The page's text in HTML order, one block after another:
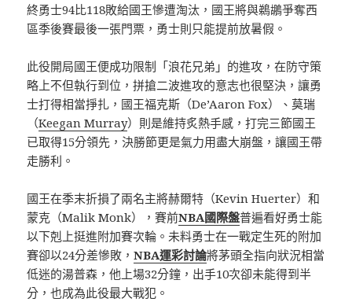
終勇士94比118敗給國王慘遭淘汰，國王將與鵜鶘爭奪西
區季後賽最後一張門票，勇士則只能提前放暑假。
此役開局國王便成功限制「浪花兄弟」的進攻，在防守策
略上不但執行到位，拼搶二波進攻的意志也很堅決，讓勇
士打得相當掙扎，國王福克斯（De’Aaron Fox）、莫瑞
（Keegan Murray）則是維持炙熱手感，打完三節國王
已取得15分領先，決勝節更是氣力用盡大崩盤，讓國王帶
走勝利。
國王在季末折損了兩名主將赫爾特（Kevin Huerter）和
蒙克（Malik Monk），賽前NBA國際盤普遍看好勇士能
以下剋上挺進附加賽次輪。未料勇士在一戰定生死的附加
賽卻以24分差慘敗，NBA運彩討論將茅頭全指向狀況相當
低迷的湯普森，他上場32分鐘，出手10次卻未能得到半
分，也成為此役最大戰犯。